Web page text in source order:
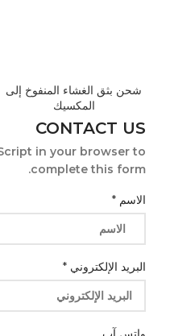
شحن بثق الغشاء المنفوخ إلى
المكسيك
CONTACT US
in your browser to
complete this form.
الاسم *
البريد الإلكتروني *